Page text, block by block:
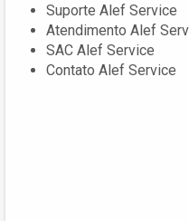
Suporte Alef Service
Atendimento Alef
SAC Alef Service
Contato Alef Service